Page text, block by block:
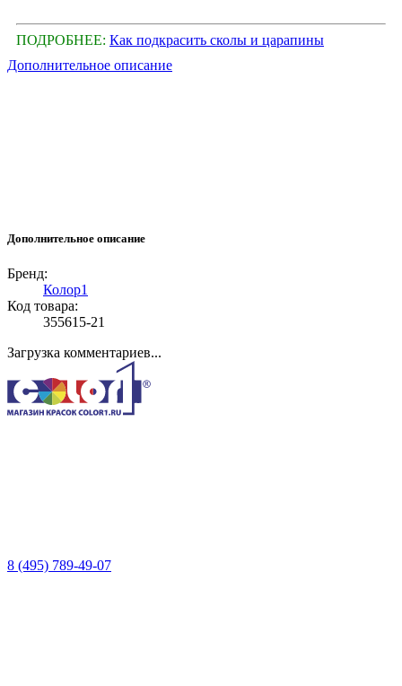
ПОДРОБНЕЕ: Как подкрасить сколы и царапины
Дополнительное описание
Дополнительное описание
Бренд:
Колор1
Код товара:
355615-21
Загрузка комментариев...
8 (495) 789-49-07